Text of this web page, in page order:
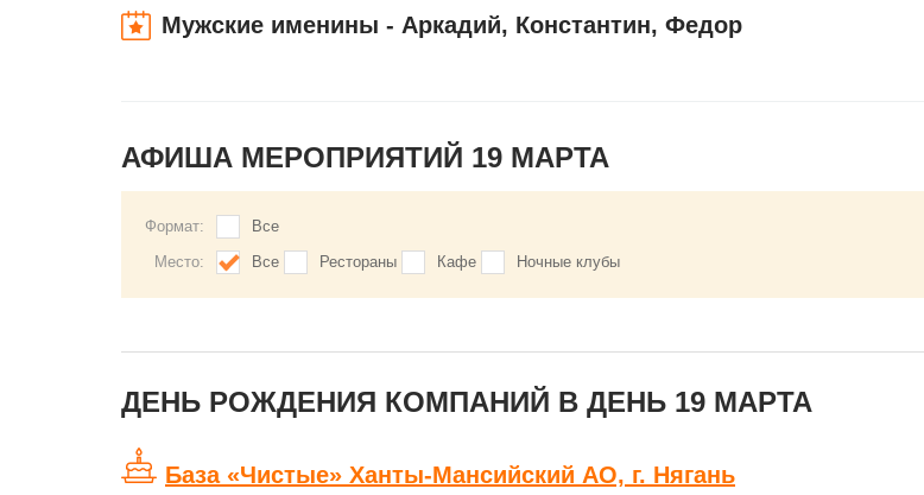
Мужские именины - Аркадий, Константин, Федор
АФИША МЕРОПРИЯТИЙ 19 МАРТА
Формат:
Все
Место:
Все Рестораны Кафе Ночные клубы
ДЕНЬ РОЖДЕНИЯ КОМПАНИЙ В ДЕНЬ 19 МАРТА
База «Чистые» Ханты-Мансийский АО, г. Нягань